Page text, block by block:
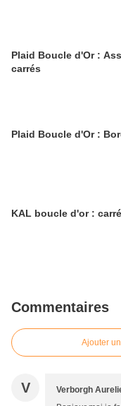
Plaid Boucle d'Or :
carrés
Plaid Boucle d'Or :
KAL boucle d'or :
Commentaires
Ajouter
V Verborgh